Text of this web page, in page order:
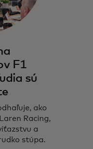
F1
sú
ako
Racing,
a
stúpa.